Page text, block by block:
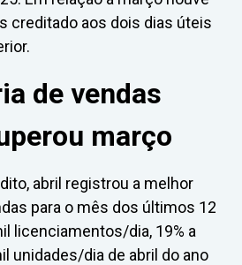
creditado aos dois dias úteis
de vendas
março
abril registrou a melhor
para o mês dos últimos 12
licenciamentos/dia, 19% a
unidades/dia de abril do ano